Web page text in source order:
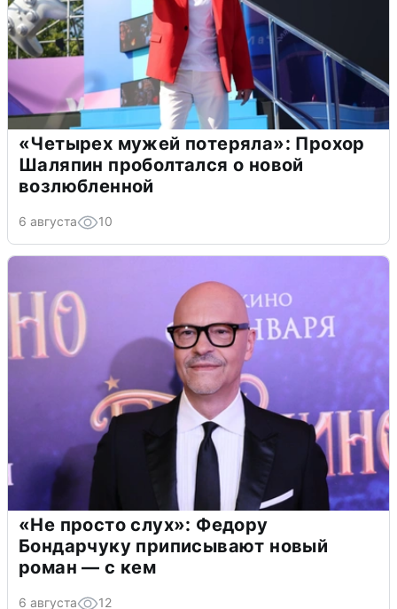
«Четырех мужей потеряла»: Прохор
Шаляпин проболтался о новой
возлюбленной
6 августа 10
«Не просто слух»: Федору
Бондарчуку приписывают новый
роман — с кем
6 августа 12